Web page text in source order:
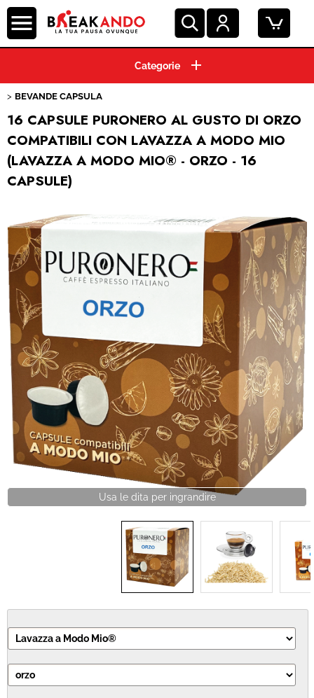
HOME
CAPSULE CAFFE'
PRODOTTI HO.RE.CA.
ACCESSORI
RICAMBI
SNACK & BIBITE
VINI
INTEGRATORI
CANCELLERIA
NOVITÀ
PRODOTTI IN OFFERTA
MODULO RECESSO
BEVANDE CAPSULA
16 CAPSULE PURONERO AL GUSTO DI ORZO
COMPATIBILI CON LAVAZZA A MODO MIO
(LAVAZZA A MODO MIO® - ORZO - 16
CAPSULE)